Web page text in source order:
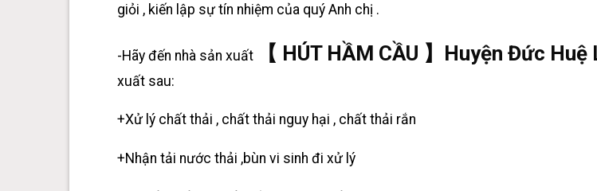
giỏi , kiến lập sự tín nhiệm của quý Anh chị .
-Hãy đến nhà sản xuất 【 HÚT HẦM CẦU 】Huyện Đức Huệ
xuất sau:
+Xử lý chất thải , chất thải nguy hại , chất thải rắn
+Nhận tải nước thải ,bùn vi sinh đi xử lý